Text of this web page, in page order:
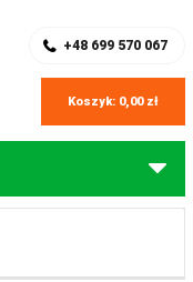
+48 699 570 067
Koszyk: 0,00 zł